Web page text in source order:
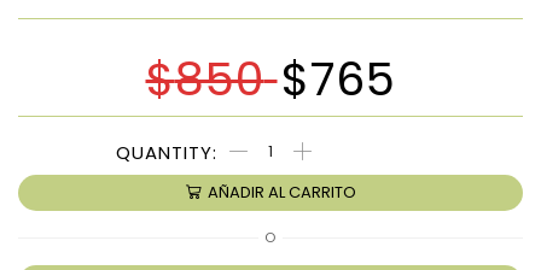
$850 $765
AÑADIR AL CARRITO
O